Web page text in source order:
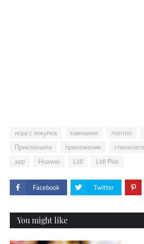
игра с покупка кампания лаптоп
Приключили
приложение
app
Huawei Lidl Lidl Plus
Facebook Twitter
You might like